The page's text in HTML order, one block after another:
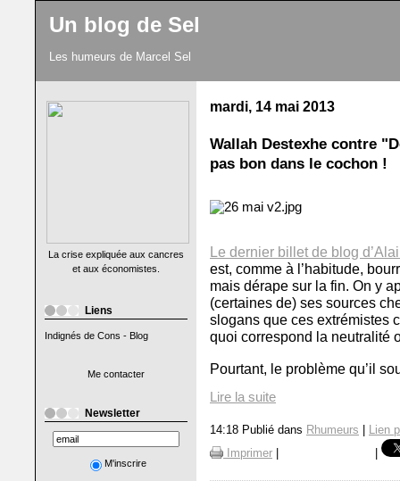
Un blog de Sel
Les humeurs de Marcel Sel
La crise expliquée aux cancres
et aux économistes.
Liens
Indignés de Cons - Blog
Me contacter
Newsletter
M'inscrire
mardi, 14 mai 2013
Wallah Destexhe contre
pas bon dans le cochon !
Le dernier billet de blog
est, comme à l’habitude,
mais dérape sur la fin. On y
(certaines de) ses sources
slogans que ces extrémistes
quoi correspond la neutralité
Pourtant, le problème qu’il
Lire la suite
14:18 Publié dans Rhumeurs
Lien
Imprimer